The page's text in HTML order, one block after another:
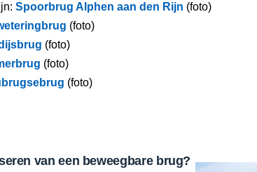
Spoorbrug Alphen aan den Rijn (foto)
(foto)
(foto)
(foto)
(foto)
van een beweegbare brug?